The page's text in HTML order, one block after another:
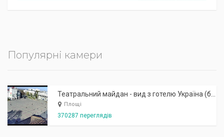
Популярні камери
Площі
370287 переглядів